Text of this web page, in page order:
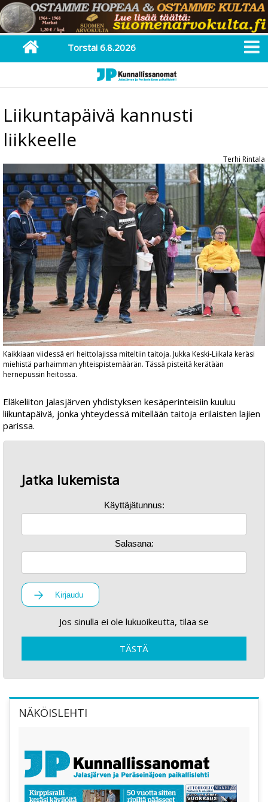
Torstai 6.8.2026
Liikuntapäivä kannusti
liikkeelle
Kaikkiaan viidessä eri heittolajissa miteltiin taitoja. Jukka Keski-Liikala keräsi
miehistä parhaimman yhteispistemäärän. Tässä pisteitä kerätään
hernepussin heitossa.
Terhi Rintala
Eläkeliiton Jalasjärven yhdistyksen kesäperinteisiin kuuluu
liikuntapäivä, jonka yhteydessä mitellään taitoja erilaisten lajien
parissa.
Jatka lukemista
Käyttäjätunnus:
Salasana:
Kirjaudu
Jos sinulla ei ole lukuoikeutta, tilaa se
TÄSTÄ
NÄKÖISLEHTI